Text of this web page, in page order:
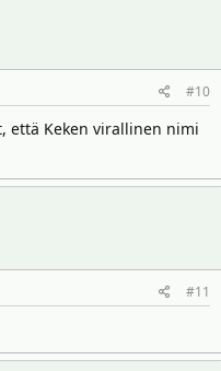
#10
että Keken virallinen nimi
#11